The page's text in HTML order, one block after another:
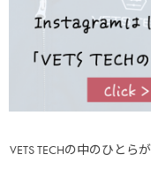
VETS TECHの中のひと